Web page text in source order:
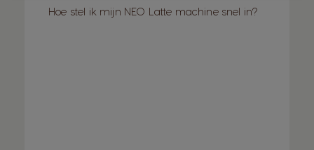
Hoe stel ik mijn NEO Latte machine snel in?